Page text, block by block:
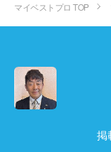
マイベストプロ TOP
掲